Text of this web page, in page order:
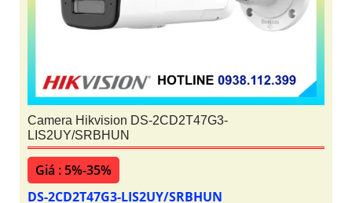
Camera Hikvision DS-2CD2T47G3-
LIS2UY/SRBHUN
Giá : 5%-35%
DS-2CD2T47G3-LIS2UY/SRBHUN